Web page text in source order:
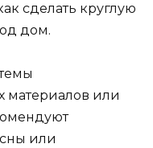
сделать круглую
дом.
материалов или
или